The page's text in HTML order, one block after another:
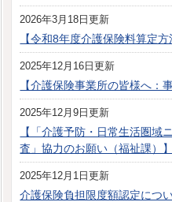
2026年3月18日更新
【令和8年度介護保険料算定
2025年12月16日更新
【介護保険事業所の皆様へ：
2025年12月9日更新
【「介護予防・日常生活圏域
査」協力のお願い（福祉課）】
2025年12月1日更新
介護保険負担限度額認定につ